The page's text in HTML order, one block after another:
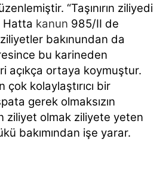
“Taşınırın ziliyedi
Hatta kanun 985/II de
bakınundan da
bu karineden
açıkça ortaya koymuştur.
kolaylaştırıcı bir
gerek olmaksızın
ziliyet olmak ziliyete yeten
bakımından işe yarar.